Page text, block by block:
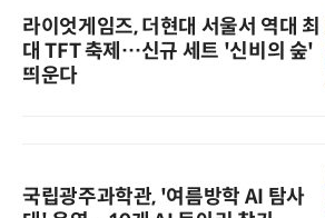
라이엇게임즈, 더현대 서울서 역대 최
대 TFT 축제…신규 세트 '신비의 숲'
띄운다
국립광주과학관, '여름방학 AI 탐사